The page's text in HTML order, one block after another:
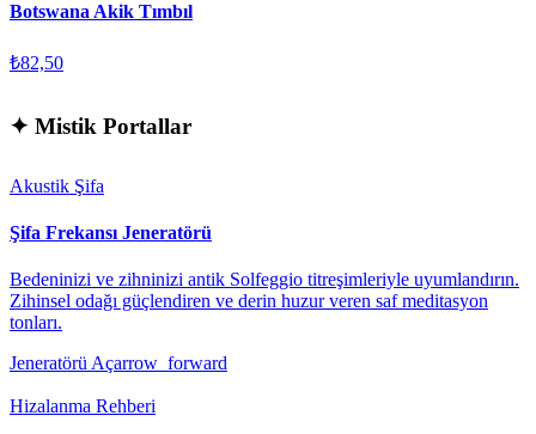
Botswana Akik Tımbıl
₺82,50
✦ Mistik Portallar
Akustik Şifa
Şifa Frekansı Jeneratörü
Bedeninizi ve zihninizi antik Solfeggio titreşimleriyle uyumlandırın.
Zihinsel odağı güçlendiren ve derin huzur veren saf meditasyon
tonları.
Jeneratörü Açarrow_forward
Hizalanma Rehberi